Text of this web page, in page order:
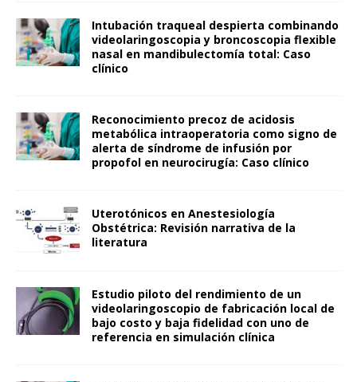
Intubación traqueal despierta combinando
videolaringoscopia y broncoscopia flexible
nasal en mandibulectomía total: Caso
clínico
Reconocimiento precoz de acidosis
metabólica intraoperatoria como signo de
alerta de síndrome de infusión por
propofol en neurocirugía: Caso clínico
Uterotónicos en Anestesiología
Obstétrica: Revisión narrativa de la
literatura
Estudio piloto del rendimiento de un
videolaringoscopio de fabricación local de
bajo costo y baja fidelidad con uno de
referencia en simulación clínica